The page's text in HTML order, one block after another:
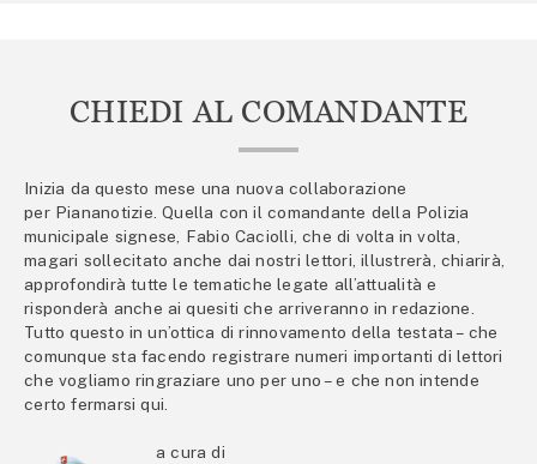
CHIEDI AL COMANDANTE
Inizia da questo mese una nuova collaborazione
per Piananotizie. Quella con il comandante della Polizia
municipale signese, Fabio Caciolli, che di volta in volta,
magari sollecitato anche dai nostri lettori, illustrerà, chiarirà,
approfondirà tutte le tematiche legate all’attualità e
risponderà anche ai quesiti che arriveranno in redazione.
Tutto questo in un’ottica di rinnovamento della testata – che
comunque sta facendo registrare numeri importanti di lettori
che vogliamo ringraziare uno per uno – e che non intende
certo fermarsi qui.
a cura di